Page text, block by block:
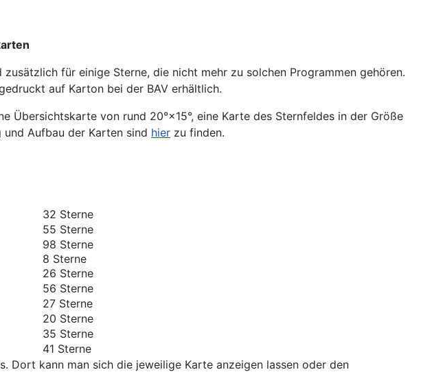
für einige Sterne, die nicht mehr zu solchen Programmen gehören.
auf Karton bei der BAV erhältlich.
Übersichtskarte von rund 20°×15°, eine Karte des Sternfeldes in der Größe
und Aufbau der Karten sind hier zu finden.
32 Sterne
55 Sterne
98 Sterne
8 Sterne
26 Sterne
56 Sterne
27 Sterne
20 Sterne
35 Sterne
41 Sterne
Dort kann man sich die jeweilige Karte anzeigen lassen oder den